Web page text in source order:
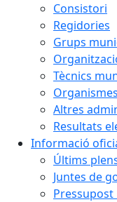
Consistori
Regidories
Grups
Tècnics
Altres
Resultats
Informació
Últims
Juntes de